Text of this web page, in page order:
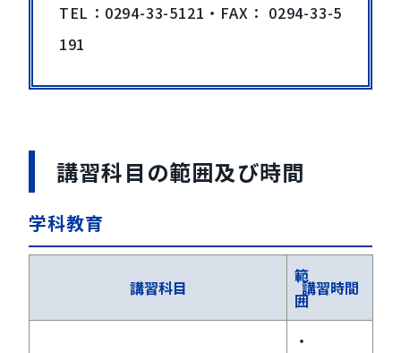
TEL： 0294-33-5121 ・FAX： 0294-33-5
191
講習科目の範囲及び時間
学科教育
講習科目
範
囲
講習時間
・